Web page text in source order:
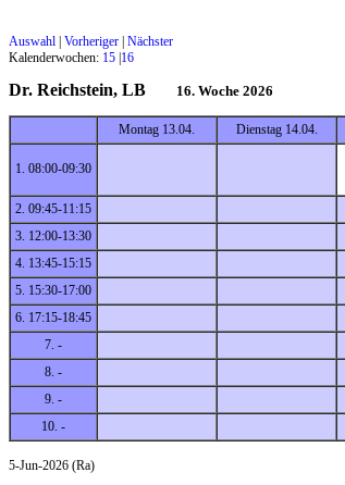
Auswahl Vorheriger Nächster
Kalenderwochen: 15 16
Dr. Reichstein, LB 16. Woche 2026
Montag 13.04. Dienstag 14.04.
1. 08:00-09:30
2. 09:45-11:15
3. 12:00-13:30
4. 13:45-15:15
5. 15:30-17:00
6. 17:15-18:45
7. -
8. -
9. -
10. -
5-Jun-2026 (Ra)